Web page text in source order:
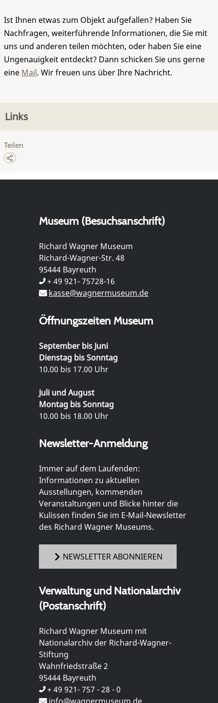
Ist Ihnen etwas zum Objekt aufgefallen? Haben Sie
Nachfragen, weiterführende Informationen, die Sie mit
uns und anderen teilen möchten, oder haben Sie eine
Ungenauigkeit entdeckt? Dann schicken Sie uns gerne
eine Mail. Wir freuen uns über Ihre Nachricht.
Links
Teilen
Museum (Besuchsanschrift)
Richard Wagner Museum
Richard-Wagner-Str. 48
95444 Bayreuth
+ 49 921- 75728-16
kasse@wagnermuseum.de
Öffnungszeiten Museum
September bis Juni
Dienstag bis Sonntag
10.00 bis 17.00 Uhr
Juli und August
Montag bis Sonntag
10.00 bis 18.00 Uhr
Newsletter-Anmeldung
Immer auf dem Laufenden:
Informationen zu aktuellen
Ausstellungen, kommenden
Veranstaltungen und Blicke hinter die
Kulissen finden Sie im E-Mail-Newsletter
des Richard Wagner Museums.
NEWSLETTER ABONNIEREN
Verwaltung und Nationalarchiv
(Postanschrift)
Richard Wagner Museum mit
Nationalarchiv der Richard-Wagner-
Stiftung
Wahnfriedstraße 2
95444 Bayreuth
+ 49 921- 757 - 28 - 0